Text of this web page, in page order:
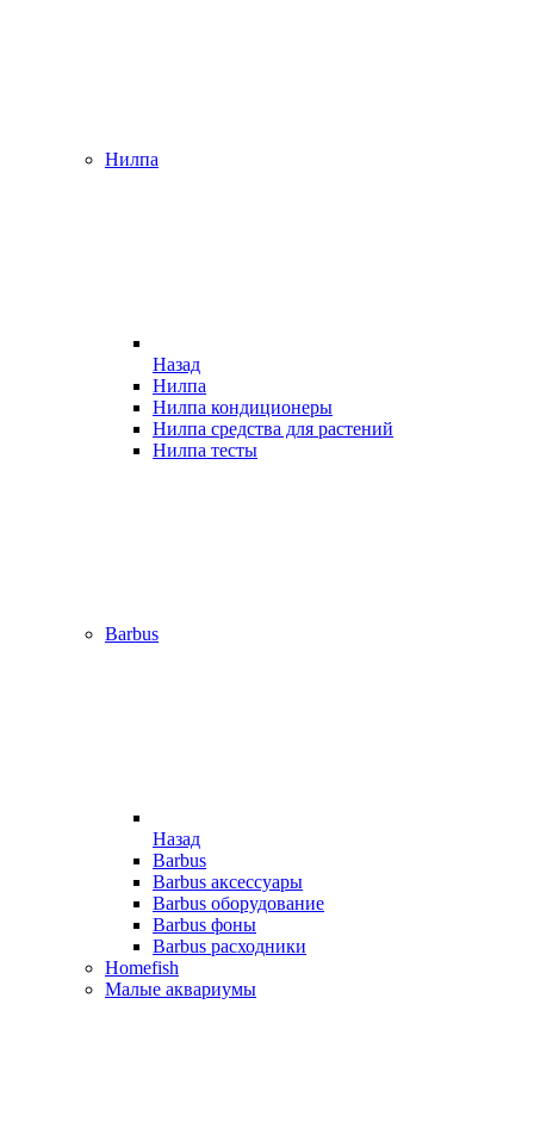
Нилпа
Назад
Нилпа
Нилпа кондиционеры
Нилпа средства для растений
Нилпа тесты
Barbus
Назад
Barbus
Barbus аксессуары
Barbus оборудование
Barbus фоны
Barbus расходники
Homefish
Малые аквариумы